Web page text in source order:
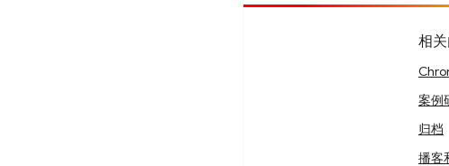
相
案例
归档
播客